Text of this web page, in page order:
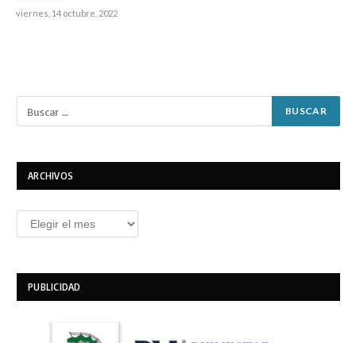
viernes, 14 octubre, 2022
ARCHIVOS
Archivos
PUBLICIDAD